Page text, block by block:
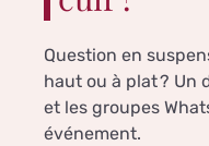
Question en
haut ou à plat ? Un
et les groupes
événement.